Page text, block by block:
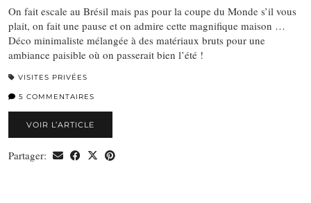
On fait escale au Brésil mais pas pour la coupe du Monde s’il vous
plait, on fait une pause et on admire cette magnifique maison …
Déco minimaliste mélangée à des matériaux bruts pour une
ambiance paisible où on passerait bien l’été !
VISITES PRIVÉES
5 COMMENTAIRES
VOIR L’ARTICLE
Partager: